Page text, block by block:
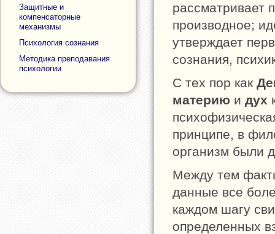
Защитные и
компенсаторные
механизмы
Психология сознания
Методика преподавания
психологии
рассматривает
производное;
утверждает
сознания,
С тех пор как
материю и дух
принципе, в
организм были
Между тем
данные все
каждом шагу
определенных